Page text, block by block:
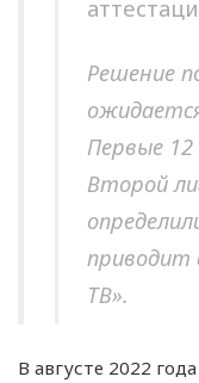
Решение
Первые 12
Второй
приводит
ТВ».
В августе 2022